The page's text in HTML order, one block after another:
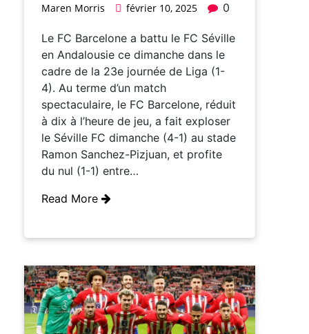
Maren Morris février 10, 2025 0
Le FC Barcelone a battu le FC Séville
en Andalousie ce dimanche dans le
cadre de la 23e journée de Liga (1-
4). Au terme d’un match
spectaculaire, le FC Barcelone, réduit
à dix à l’heure de jeu, a fait exploser
le Séville FC dimanche (4-1) au stade
Ramon Sanchez-Pizjuan, et profite
du nul (1-1) entre…
Read More